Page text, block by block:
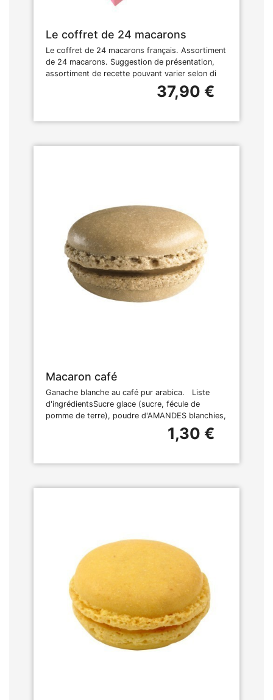
Le coffret de 24 macarons
Le coffret de 24 macarons français. Assortiment
de 24 macarons. Suggestion de présentation,
assortiment de recette pouvant varier selon di
37,90 €
Macaron café
Ganache blanche au café pur arabica. Liste
d'ingrédientsSucre glace (sucre, fécule de
pomme de terre), poudre d'AMANDES blanchies,
1,30 €